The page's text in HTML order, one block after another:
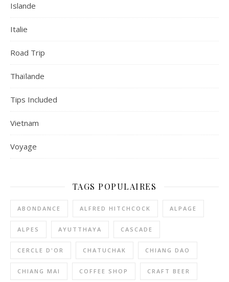
Islande
Italie
Road Trip
Thaïlande
Tips Included
Vietnam
Voyage
TAGS POPULAIRES
ABONDANCE ALFRED HITCHCOCK ALPAGE
ALPES AYUTTHAYA CASCADE
CERCLE D'OR CHATUCHAK CHIANG DAO
CHIANG MAI COFFEE SHOP CRAFT BEER